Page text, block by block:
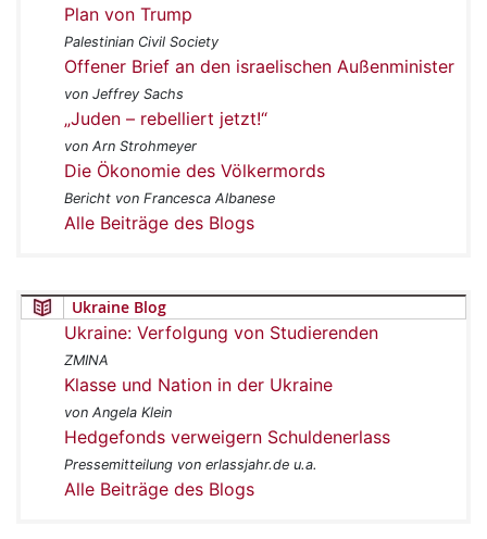
Plan von Trump
Palestinian Civil Society
Offener Brief an den israelischen Außenminister
von Jeffrey Sachs
„Juden – rebelliert jetzt!“
von Arn Strohmeyer
Die Ökonomie des Völkermords
Bericht von Francesca Albanese
Alle Beiträge des Blogs
Ukraine Blog
Ukraine: Verfolgung von Studierenden
ZMINA
Klasse und Nation in der Ukraine
von Angela Klein
Hedgefonds verweigern Schuldenerlass
Pressemitteilung von erlassjahr.de u.a.
Alle Beiträge des Blogs